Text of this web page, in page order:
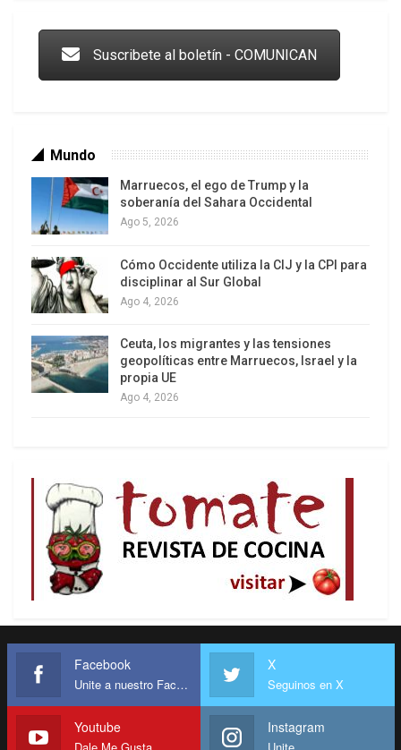
Los latinos le van dando la espalda a Trump
Suscribete al boletín - COMUNICAN
Mundo
Marruecos, el ego de Trump y la
soberanía del Sahara Occidental
Ago 5, 2026
Cómo Occidente utiliza la CIJ y la CPI para
disciplinar al Sur Global
Ago 4, 2026
Ceuta, los migrantes y las tensiones
geopolíticas entre Marruecos, Israel y la
propia UE
Ago 4, 2026
Facebook
Unite a nuestro Facebook
X
Seguinos en X
Youtube
Dale Me Gusta
Instagram
Unite